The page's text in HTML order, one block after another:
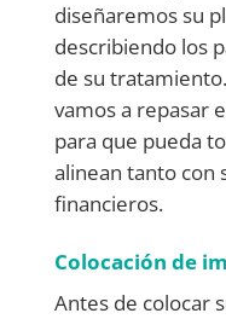
diseñaremos su
describiendo los
de su
vamos a repasar
para que pueda
alinean tanto con
financieros.
Colocación de
Antes de colocar